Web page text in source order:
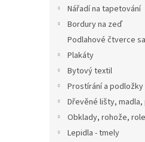
Nářadí na tapetování
Bordury na zeď
Podlahové čtverce
Plakáty
Bytový textil
Prostírání a podložky
Dřevěné lišty, madla,
Obklady, rohože,
Lepidla - tmely